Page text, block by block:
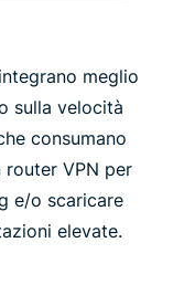
meglio
sulla velocità
consumano
router VPN per
e/o scaricare
elevate.